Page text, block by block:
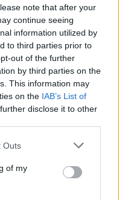
note that after your
continue seeing
information utilized by
to third parties prior to
out of the further
by third parties on the
This information may
on the IAB’s List of
disclose it to other
one or more Google
You may click to
its third-party tags to
in below Google
Outs
of my